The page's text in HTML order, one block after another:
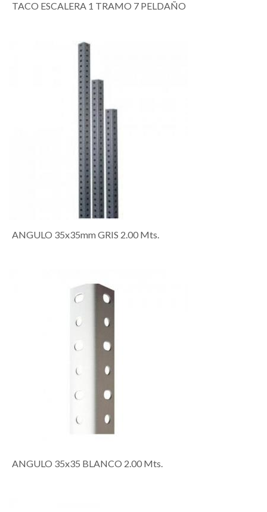
TACO ESCALERA 1 TRAMO 7 PELDAÑO
ANGULO 35x35mm GRIS 2.00 Mts.
ANGULO 35x35 BLANCO 2.00 Mts.